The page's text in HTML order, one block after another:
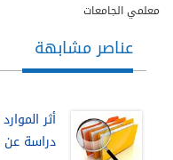
معلمي الجامعات
عناصر مشابهة
أثر
دراسة عن